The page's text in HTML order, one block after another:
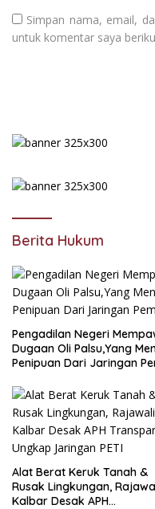
Simpan nama, email,
untuk komentar saya
Berita Hukum
Pengadilan Negeri
Dugaan Oli Palsu,Yang
Penipuan Dari Jaringan
Alat Berat Keruk Tanah &
Rusak Lingkungan,
Kalbar Desak APH